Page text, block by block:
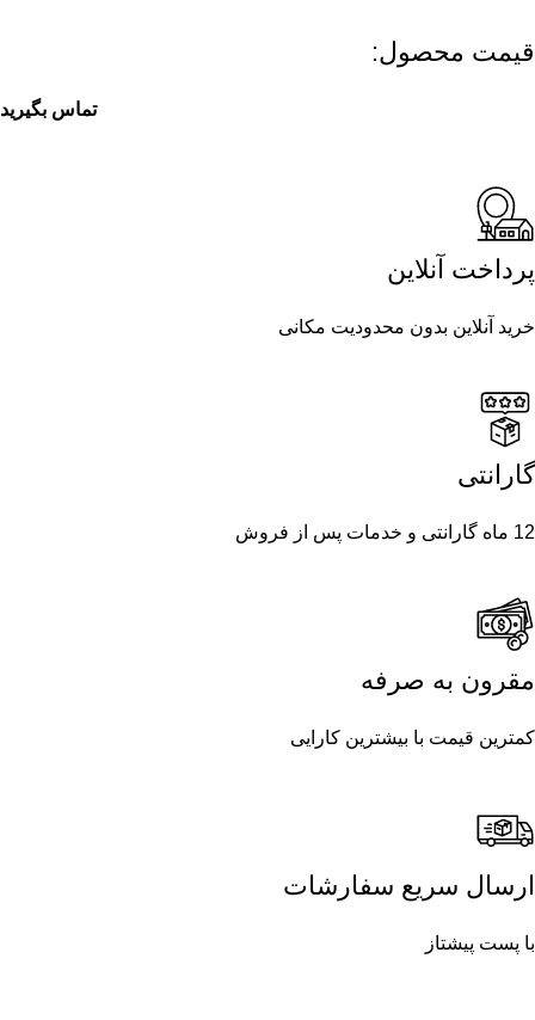
قیمت محصول:​
تماس بگیرید
پرداخت آنلاین
خرید آنلاین بدون محدودیت مکانی
گارانتی
12 ماه گارانتی و خدمات پس از فروش
مقرون به صرفه
کمترین قیمت با بیشترین کارایی
ارسال سریع سفارشات
با پست پیشتاز